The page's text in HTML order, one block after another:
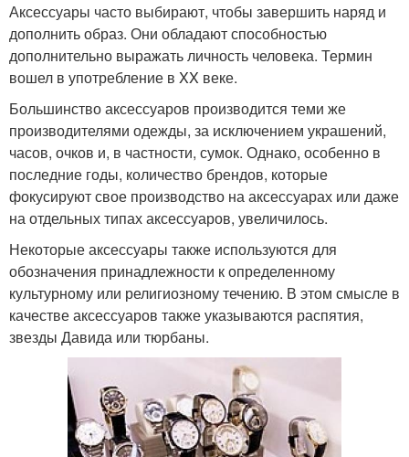
Аксессуары часто выбирают, чтобы завершить наряд и
дополнить образ. Они обладают способностью
дополнительно выражать личность человека. Термин
вошел в употребление в XX веке.
Большинство аксессуаров производится теми же
производителями одежды, за исключением украшений,
часов, очков и, в частности, сумок. Однако, особенно в
последние годы, количество брендов, которые
фокусируют свое производство на аксессуарах или даже
на отдельных типах аксессуаров, увеличилось.
Некоторые аксессуары также используются для
обозначения принадлежности к определенному
культурному или религиозному течению. В этом смысле в
качестве аксессуаров также указываются распятия,
звезды Давида или тюрбаны.